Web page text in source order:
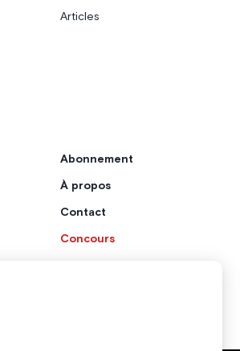
Articles
Abonnement
À propos
Contact
Concours